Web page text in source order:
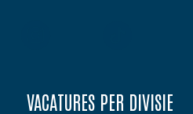
VACATURES PER DIVISIE